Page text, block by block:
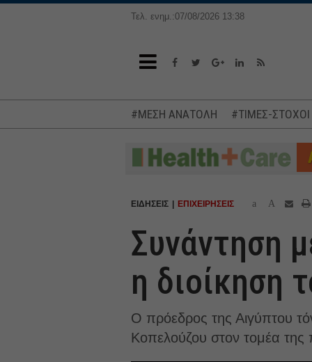
Τελ. ενημ.:07/08/2026 13:38
#ΜΕΣΗ ΑΝΑΤΟΛΗ #ΤΙΜΕΣ-
ΕΙΔΗΣΕΙΣ ΕΠΙΧΕΙΡΗΣΕΙΣ a A
Συνάντηση
η διοίκηση
Ο πρόεδρος της Αιγύπτου
Κοπελούζου στον τομέα της